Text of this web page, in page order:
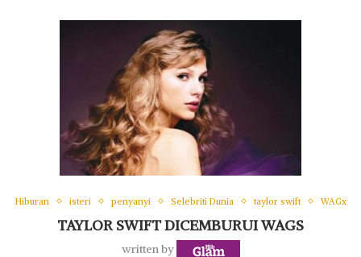
Hiburan isteri penyanyi Selebriti Dunia taylor swift WAGx
TAYLOR SWIFT DICEMBURUI WAGS
written by